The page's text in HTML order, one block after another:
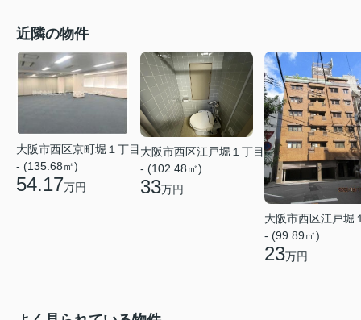
近隣の物件
大阪市西区京町堀１丁目
- (135.68㎡)
54.17万円
大阪市西区江戸堀１丁目
- (102.48㎡)
33万円
大阪市西区江戸堀
- (99.89㎡)
23万円